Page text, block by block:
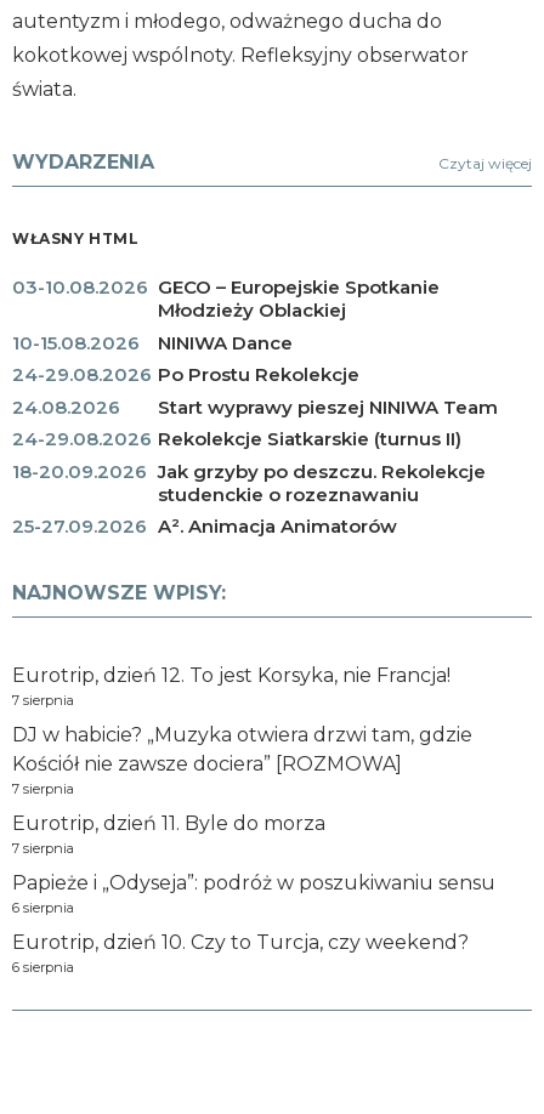
autentyzm i młodego, odważnego ducha do
kokotkowej wspólnoty. Refleksyjny obserwator
świata.
WYDARZENIA Czytaj więcej
WŁASNY HTML
03-10.08.2026 GECO – Europejskie Spotkanie
Młodzieży Oblackiej
10-15.08.2026
NINIWA Dance
24-29.08.2026 Po Prostu Rekolekcje
24.08.2026
Start wyprawy pieszej NINIWA Team
24-29.08.2026 Rekolekcje Siatkarskie (turnus II)
18-20.09.2026 Jak grzyby po deszczu. Rekolekcje
studenckie o rozeznawaniu
25-27.09.2026 A². Animacja Animatorów
NAJNOWSZE WPISY:
Eurotrip, dzień 12. To jest Korsyka, nie Francja!
7 sierpnia
DJ w habicie? „Muzyka otwiera drzwi tam, gdzie
Kościół nie zawsze dociera” [ROZMOWA]
7 sierpnia
Eurotrip, dzień 11. Byle do morza
7 sierpnia
Papieże i „Odyseja”: podróż w poszukiwaniu sensu
6 sierpnia
Eurotrip, dzień 10. Czy to Turcja, czy weekend?
6 sierpnia